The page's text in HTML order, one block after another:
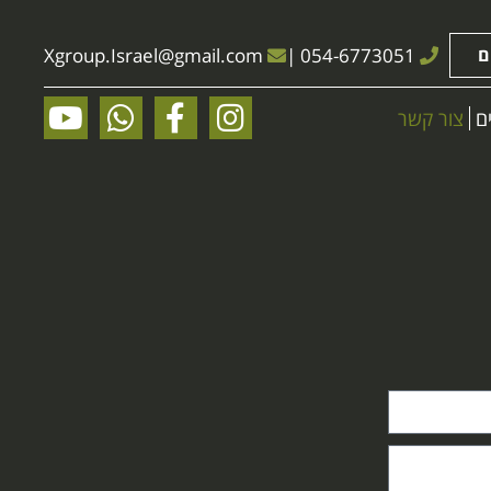
Xgroup.Israel@gmail.com |054-6773051
צור קשר